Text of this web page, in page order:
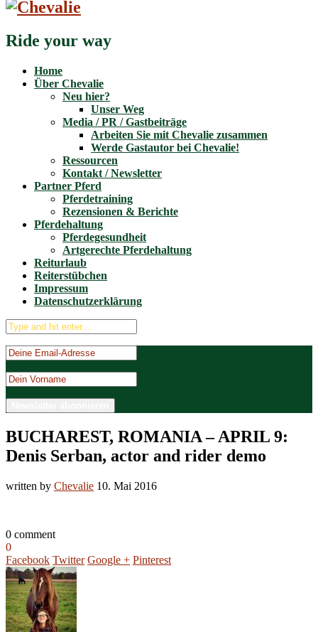
Ride your way
Home
Über Chevalie
Neu hier?
Unser Weg
Media / PR / Gastbeiträge
Arbeiten Sie mit Chevalie zusammen
Werde Gastautor bei Chevalie!
Ressourcen
Kontakt / Newsletter
Partner Pferd
Pferdetraining
Rezensionen & Berichte
Pferdehaltung
Pferdegesundheit
Artgerechte Pferdehaltung
Reiturlaub
Reiterstübchen
Impressum
Datenschutzerklärung
BUCHAREST, ROMANIA – APRIL 9:
Denis Serban, actor and rider demo
written by Chevalie 10. Mai 2016
0 comment
0
Facebook Twitter Google + Pinterest